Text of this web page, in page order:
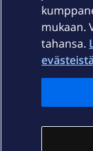
Ajankohtaista
Elisa Oyj
In English
mukaan.
tahansa.